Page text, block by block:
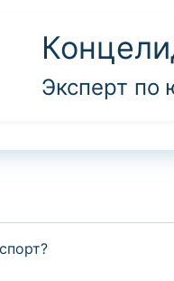
Эксперт по